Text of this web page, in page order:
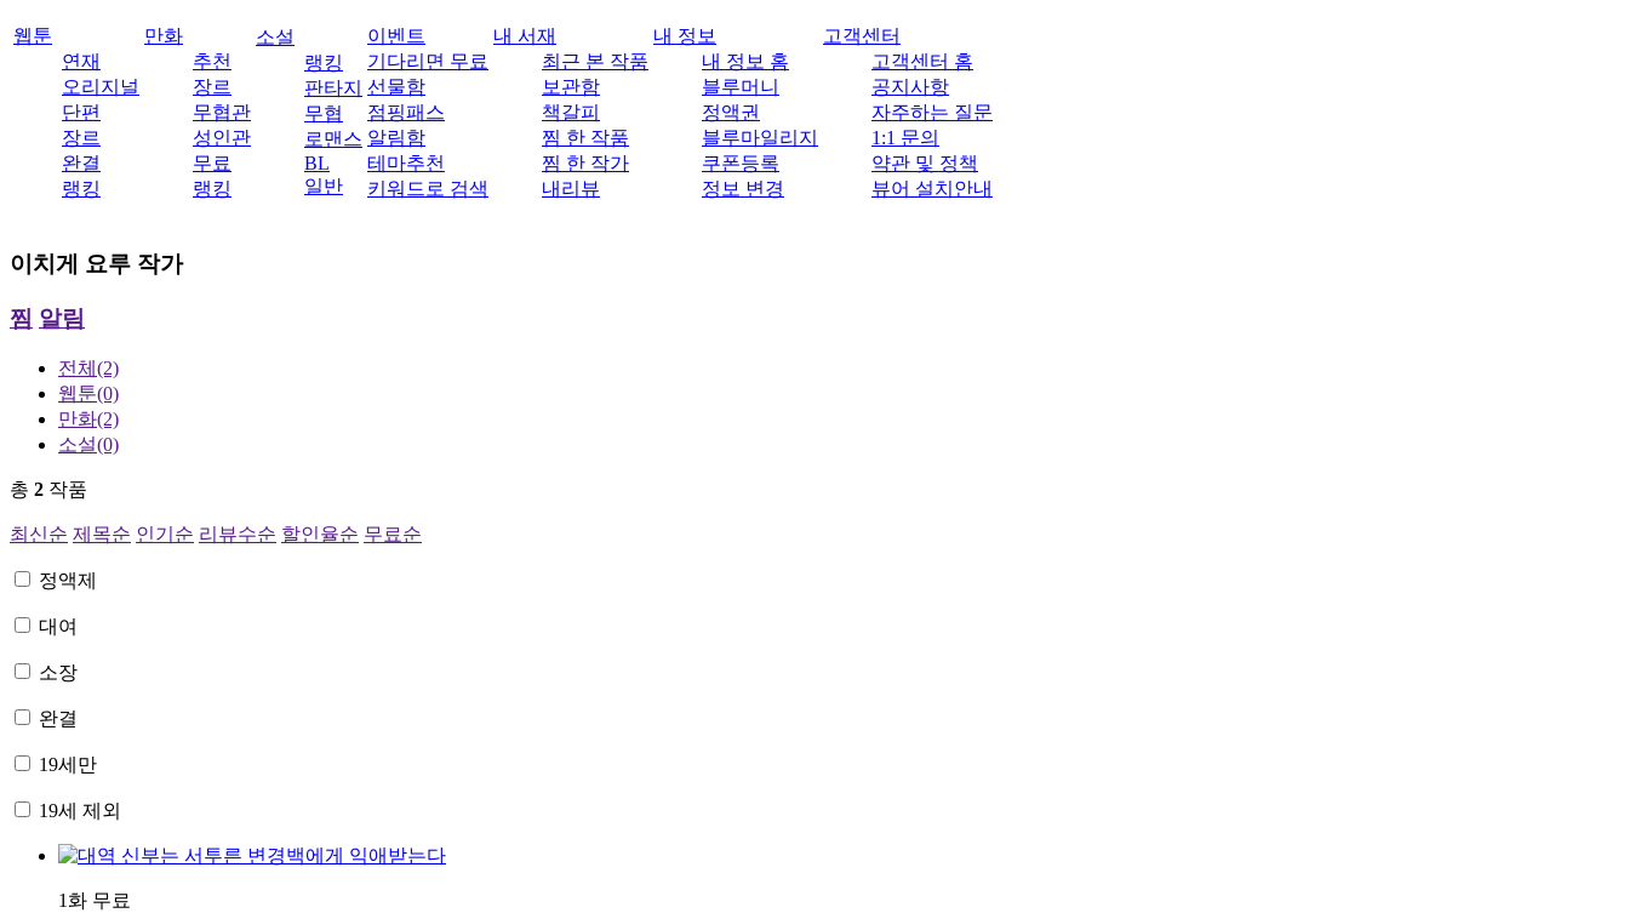
웹툰
연재
오리지널
단편
장르
완결
랭킹
만화
추천
장르
무협관
성인관
무료
랭킹
소설
랭킹
판타지
무협
로맨스
BL
일반
이벤트
기다리면 무료
선물함
점핑패스
알림함
테마추천
키워드로 검색
내 서재
최근 본 작품
보관함
책갈피
찜 한 작품
찜 한 작가
내리뷰
내 정보
내 정보 홈
블루머니
정액권
블루마일리지
쿠폰등록
정보 변경
고객센터
고객센터 홈
공지사항
자주하는 질문
1:1 문의
약관 및 정책
뷰어 설치안내
이치게 요루 작가
찜 알림
전체 (2)
웹툰(0)
만화(2)
소설(0)
총 2 작품
최신순 제목순 인기순 리뷰수순 할인율순 무료순
정액제
대여
소장
완결
19세만
19세 제외
1화 무료